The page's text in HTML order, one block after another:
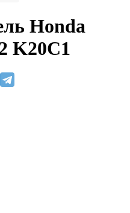
Honda
K20C1